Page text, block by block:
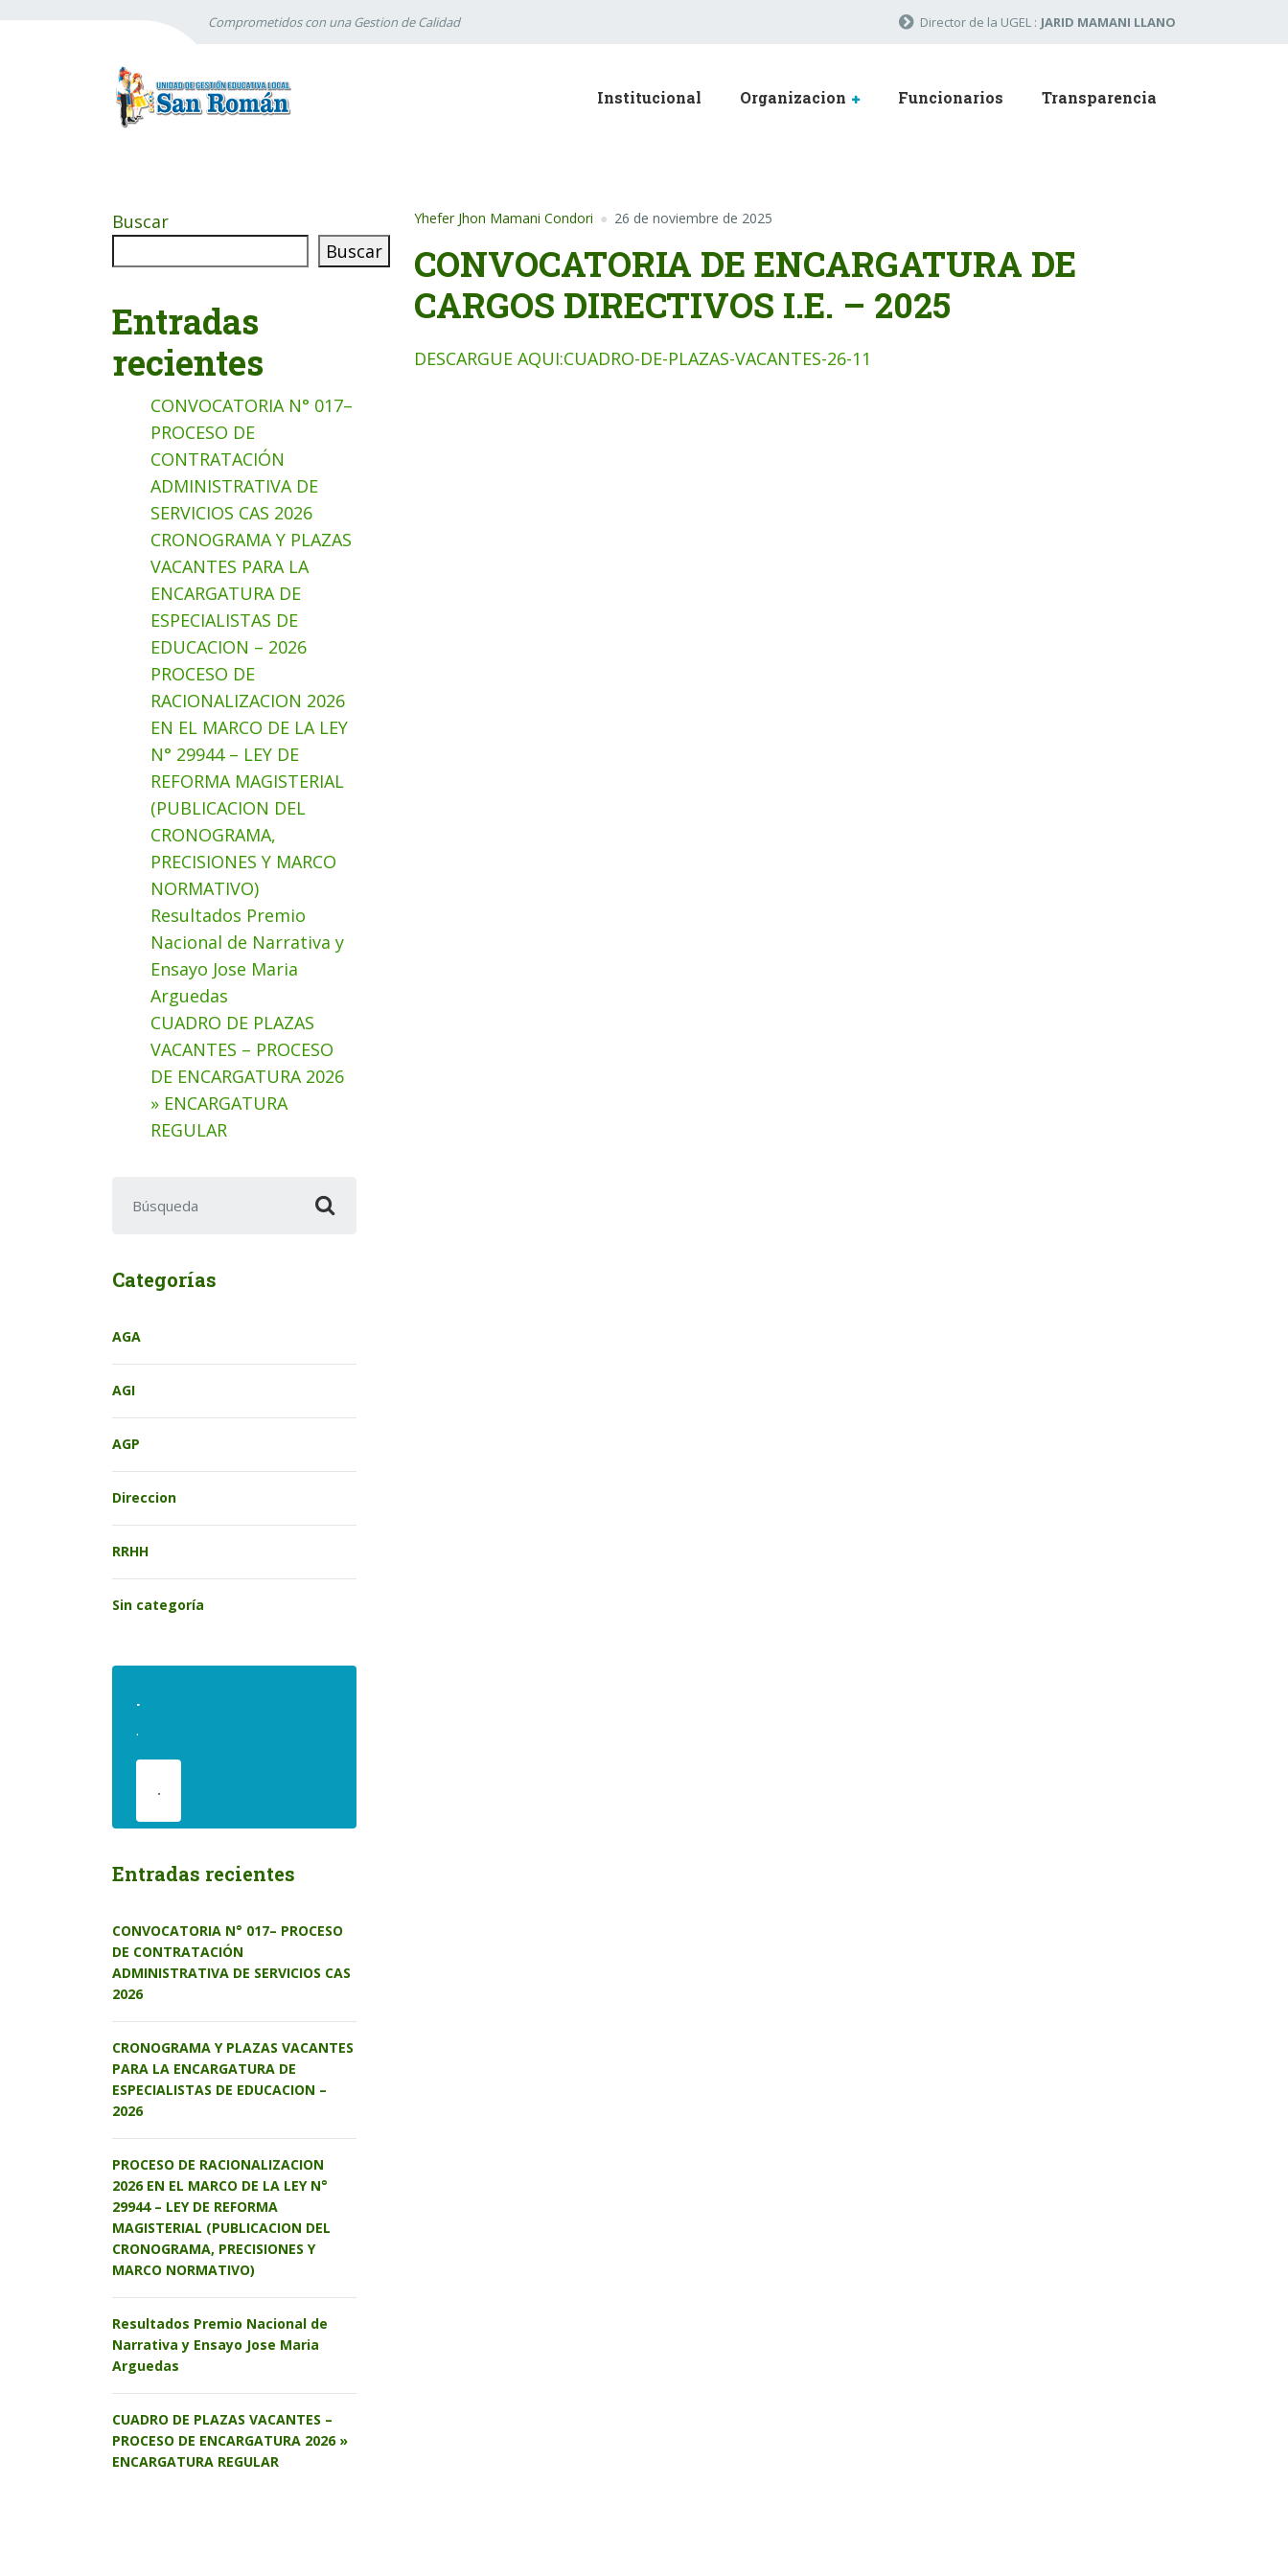
Comprometidos con una Gestion de Calidad Director de la UGEL : JARID MAMANI LLANO
Institucional Organizacion Funcionarios Transparencia
Yhefer Jhon Mamani Condori 26 de noviembre de 2025
CONVOCATORIA DE ENCARGATURA DE
CARGOS DIRECTIVOS I.E. – 2025
DESCARGUE AQUI:CUADRO-DE-PLAZAS-VACANTES-26-11
Buscar
Buscar
Entradas
recientes
CONVOCATORIA N° 017–
PROCESO DE
CONTRATACIÓN
ADMINISTRATIVA DE
SERVICIOS CAS 2026
CRONOGRAMA Y PLAZAS
VACANTES PARA LA
ENCARGATURA DE
ESPECIALISTAS DE
EDUCACION – 2026
PROCESO DE
RACIONALIZACION 2026
EN EL MARCO DE LA LEY
N° 29944 – LEY DE
REFORMA MAGISTERIAL
(PUBLICACION DEL
CRONOGRAMA,
PRECISIONES Y MARCO
NORMATIVO)
Resultados Premio
Nacional de Narrativa y
Ensayo Jose Maria
Arguedas
CUADRO DE PLAZAS
VACANTES – PROCESO
DE ENCARGATURA 2026
» ENCARGATURA
REGULAR
Categorías
AGA
AGI
AGP
Direccion
RRHH
Sin categoría
.
.
.
Entradas recientes
CONVOCATORIA N° 017– PROCESO
DE CONTRATACIÓN
ADMINISTRATIVA DE SERVICIOS CAS
2026
CRONOGRAMA Y PLAZAS VACANTES
PARA LA ENCARGATURA DE
ESPECIALISTAS DE EDUCACION –
2026
PROCESO DE RACIONALIZACION
2026 EN EL MARCO DE LA LEY N°
29944 – LEY DE REFORMA
MAGISTERIAL (PUBLICACION DEL
CRONOGRAMA, PRECISIONES Y
MARCO NORMATIVO)
Resultados Premio Nacional de
Narrativa y Ensayo Jose Maria
Arguedas
CUADRO DE PLAZAS VACANTES –
PROCESO DE ENCARGATURA 2026 »
ENCARGATURA REGULAR